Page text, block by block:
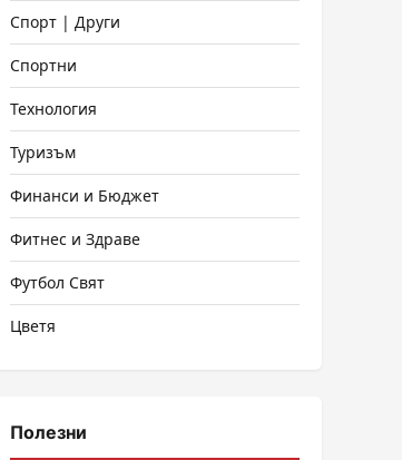
Спорт | Други
Спортни
Технология
Туризъм
Финанси и Бюджет
Фитнес и Здраве
Футбол Свят
Цветя
Полезни